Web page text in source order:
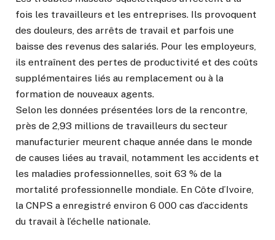
fois les travailleurs et les entreprises. Ils provoquent
des douleurs, des arrêts de travail et parfois une
baisse des revenus des salariés. Pour les employeurs,
ils entraînent des pertes de productivité et des coûts
supplémentaires liés au remplacement ou à la
formation de nouveaux agents.
Selon les données présentées lors de la rencontre,
près de 2,93 millions de travailleurs du secteur
manufacturier meurent chaque année dans le monde
de causes liées au travail, notamment les accidents et
les maladies professionnelles, soit 63 % de la
mortalité professionnelle mondiale. En Côte d’Ivoire,
la CNPS a enregistré environ 6 000 cas d’accidents
du travail à l’échelle nationale.